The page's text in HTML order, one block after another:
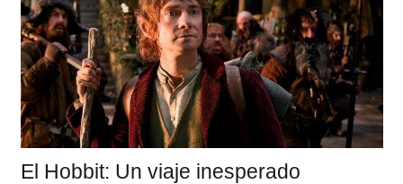
El Hobbit: Un viaje inesperado